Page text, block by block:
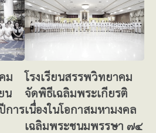
ม
น
การ
โรงเรียนสรรพวิทยาคม
จัดพิธีเฉลิมพระเกียรติ
เนื่องในโอกาสมหามงคล
เฉลิมพระชนมพรรษา ๗๔